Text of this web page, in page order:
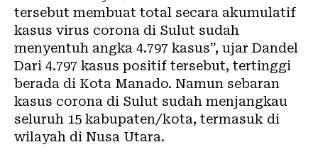
tersebut membuat total secara akumulatif
kasus virus corona di Sulut sudah
menyentuh angka 4.797 kasus”, ujar Dandel
Dari 4.797 kasus positif tersebut, tertinggi
berada di Kota Manado. Namun sebaran
kasus corona di Sulut sudah menjangkau
seluruh 15 kabupaten/kota, termasuk di
wilayah di Nusa Utara.